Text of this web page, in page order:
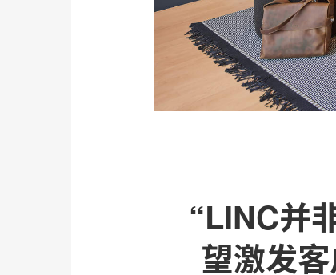
“LINC并
望激发